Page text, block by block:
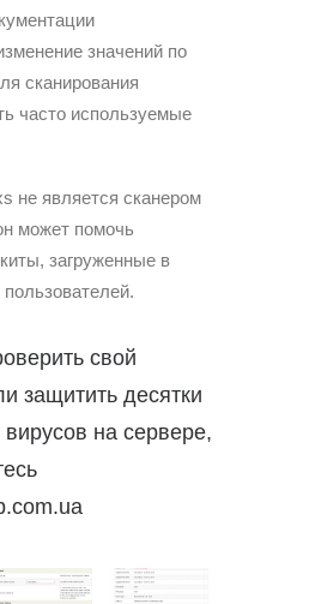
значений по
сканирования
часто используемые
не является сканером
может помочь
загруженные в
свой
защитить десятки
вирусов на сервере,